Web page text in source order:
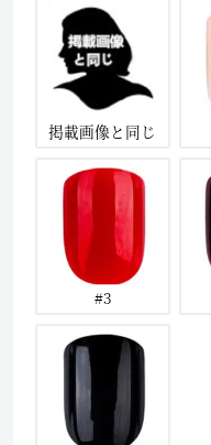
掲載画像と同じ
#3